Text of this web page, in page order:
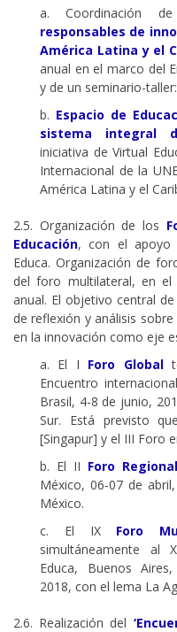
a. Coordinación
responsables de
América Latina y el
anual en el marco del
y de un seminario-taller:
b. Espacio de
sistema integral
iniciativa de Virtual
Internacional de la
América Latina y el
2.5. Organización de los
Educación, con el apoyo
Educa. Organización de
del foro multilateral, en el
anual. El objetivo central
de reflexión y análisis
en la innovación como eje
a. El I Foro Global
Encuentro
Brasil, 4-8 de junio,
Sur. Está previsto
[Singapur] y el III Foro
b. El II Foro Regional
México, 06-07 de
México.
c. El IX Foro
simultáneamente al
Educa, Buenos
2018, con el lema La
2.6. Realización del